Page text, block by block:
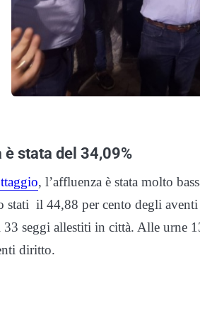
è stata del 34,09%
, l’affluenza è stata molto
stati il 44,88 per cento degli
33 seggi allestiti in città. Alle urne
diritto.